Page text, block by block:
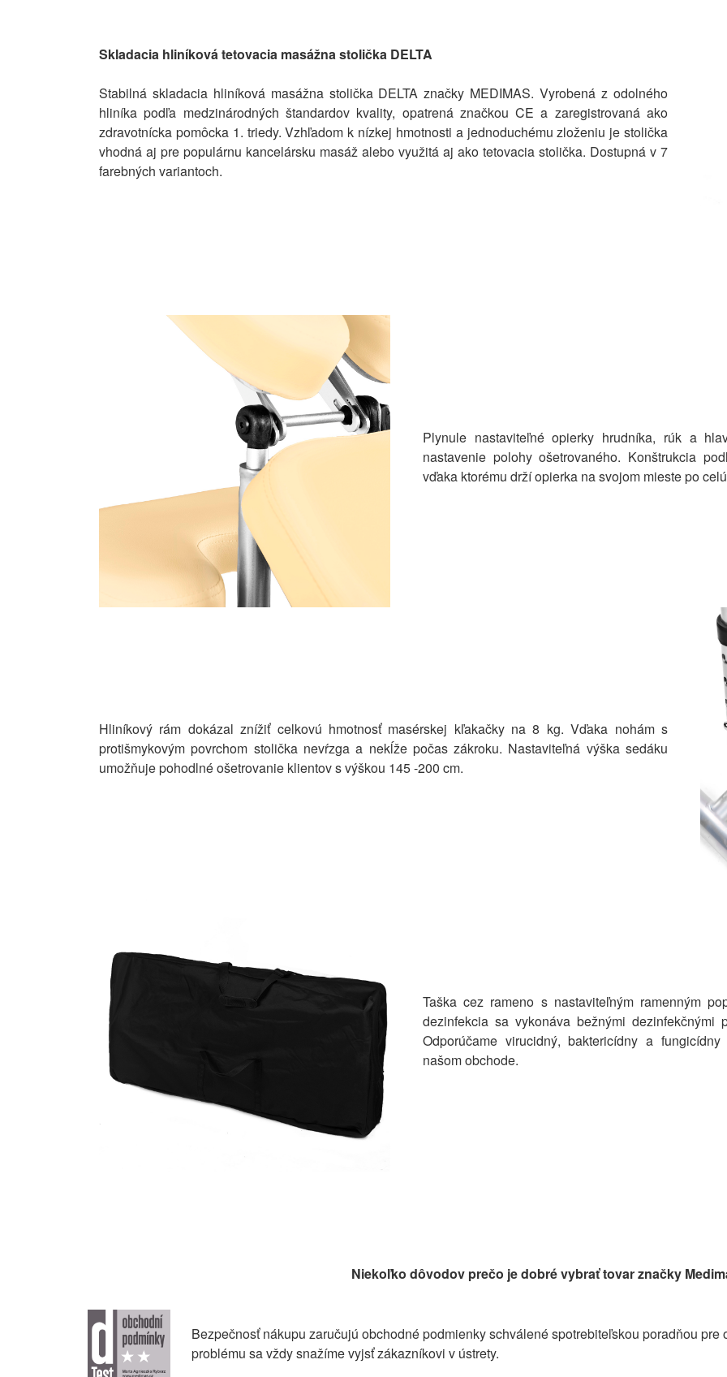
Skladacia hliníková tetovacia masážna stolička DELTA
Stabilná skladacia hliníková masážna stolička DELTA značky MEDIMAS. Vyrobená z odolného
hliníka podľa medzinárodných štandardov kvality, opatrená značkou CE a zaregistrovaná ako
zdravotnícka pomôcka 1. triedy. Vzhľadom k nízkej hmotnosti a jednoduchému zloženiu je stolička
vhodná aj pre populárnu kancelársku masáž alebo využitá aj ako tetovacia stolička. Dostupná v 7
farebných variantoch.
Plynule nastaviteľné opierky hrudníka, rúk a
nastavenie polohy ošetrovaného. Konštrukcia
vďaka ktorému drží opierka na svojom mieste po
Hliníkový rám dokázal znížiť celkovú hmotnosť masérskej kľakačky na 8 kg. Vďaka nohám s
protišmykovým povrchom stolička nevŕzga a nekĺže počas zákroku. Nastaviteľná výška sedáku
umožňuje pohodlné ošetrovanie klientov s výškou 145 -200 cm.
Taška cez rameno s nastaviteľným ramenným
dezinfekcia sa vykonáva bežnými
Odporúčame virucidný, baktericídny a
našom obchode.
Niekoľko dôvodov prečo je dobré vybrať tovar značky
Bezpečnosť nákupu zaručujú obchodné podmienky schválené spotrebiteľskou poradňou
problému sa vždy snažíme vyjsť zákazníkovi v ústrety.